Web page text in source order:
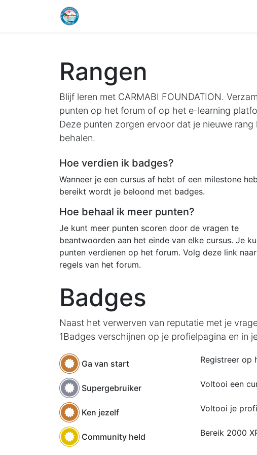
Rangen
Blijf leren met CARMABI FOUNDATION.
punten op het forum of op het e-learning
Deze punten zorgen ervoor dat je nieuwe rang
behalen.
Hoe verdien ik badges?
Wanneer je een cursus af hebt of een milestone
bereikt wordt je beloond met badges.
Hoe behaal ik meer punten?
Je kunt meer punten scoren door de vragen te
beantwoorden aan het einde van elke cursus. Je
punten verdienen op het forum. Volg deze link
regels van het forum.
Badges
Naast het verwerven van reputatie met je
1Badges verschijnen op je profielpagina en in
Ga van start Registreer op
Supergebruiker Voltooi een
Ken jezelf Voltooi je
Community held Bereik 2000